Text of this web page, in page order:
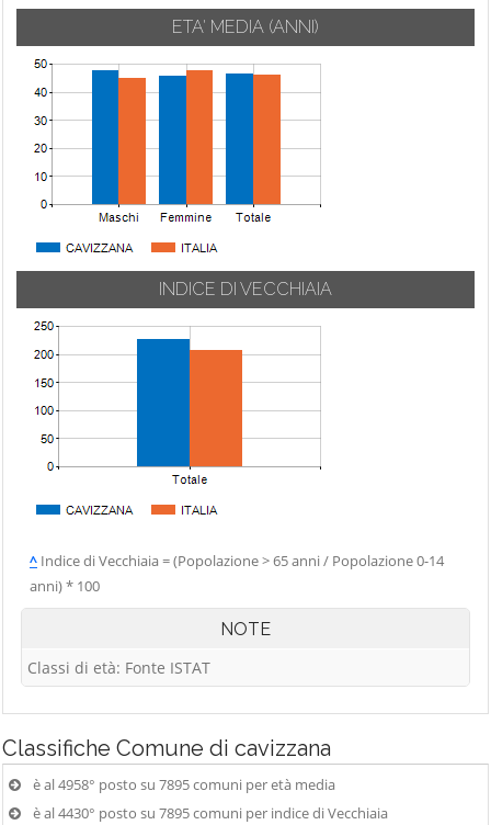
ETA' MEDIA (ANNI)
INDICE DI VECCHIAIA
^ Indice di Vecchiaia = (Popolazione > 65 anni / Popolazione 0-14
anni) * 100
NOTE
Classi di età: Fonte ISTAT
Classifiche Comune di cavizzana
è al 4958° posto su 7895 comuni per età media
è al 4430° posto su 7895 comuni per indice di Vecchiaia